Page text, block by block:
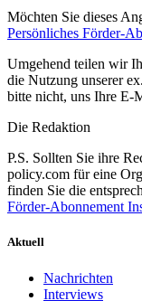
Möchten Sie dieses
Persönliches Förder-
Umgehend teilen wir
die Nutzung unserer
bitte nicht, uns Ihre E-
Die Redaktion
P.S. Sollten Sie ihre
policy.com für eine
finden Sie die
Förder-Abonnement
Aktuell
Nachrichten
Interviews